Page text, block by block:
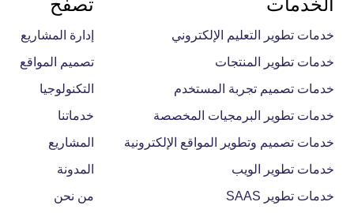
الخدمات
خدمات تطوير التعليم الإلكتروني
خدمات تطوير المنتجات
خدمات تصميم تجربة المستخدم
خدمات تطوير البرمجيات المخصصة
خدمات تصميم وتطوير المواقع الإلكترونية
خدمات تطوير الويب
خدمات تطوير SAAS
تصفح
إدارة المشاريع
تصميم المواقع
التكنولوجيا
خدماتنا
المشاريع
المدونة
من نحن